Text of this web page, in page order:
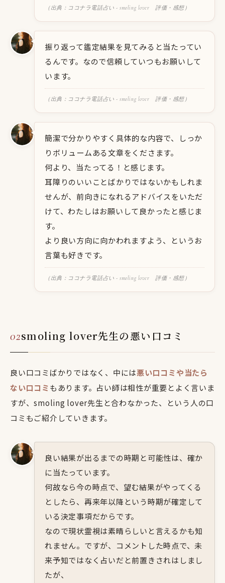
（出典：ココナラ電話占い - smoling lover 評価・感想）
振り返って鑑定結果を見てみると当たってい
るんです。なので信頼していつもお願いして
います。
（出典：ココナラ電話占い - smoling lover 評価・感想）
簡潔で分かりやすく具体的な内容で、しっか
りボリュームある文章をくださます。
何より、当たってる！と感じます。
耳障りのいいことばかりではないかもしれま
せんが、前向きになれるアドバイスをいただ
けて、わたしはお願いして良かったと感じま
す。
より良い方向に向かわれますよう、というお
言葉も好きです。
（出典：ココナラ電話占い - smoling lover 評価・感想）
smoling lover先生の悪い口コミ
良い口コミばかりではなく、中には悪い口コミや当たら
ない口コミもあります。占い師は相性が重要とよく言いま
すが、smoling lover先生と合わなかった、という人の口
コミもご紹介していきます。
良い結果が出るまでの時期と可能性は、確か
に当たっています。
何故なら今の時点で、望む結果がやってくる
としたら、再来年以降という時期が確定して
いる決定事項だからです。
なので現状霊視は素晴らしいと言えるかも知
れません。ですが、コメントした時点で、未
来予知ではなく占いだと前置きされはしまし
たが、